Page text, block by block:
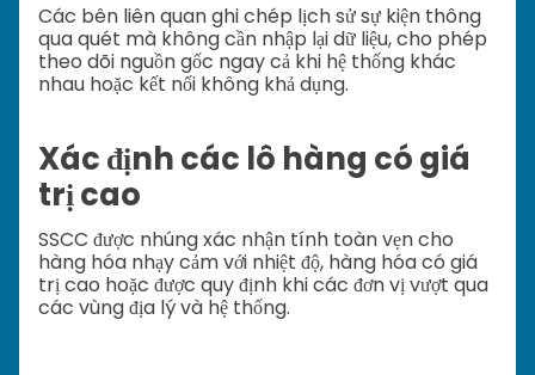
Các bên liên quan ghi chép lịch sử sự kiện thông
qua quét mà không cần nhập lại dữ liệu, cho phép
theo dõi nguồn gốc ngay cả khi hệ thống khác
nhau hoặc kết nối không khả dụng.
Xác định các lô hàng có giá
trị cao
SSCC được nhúng xác nhận tính toàn vẹn cho
hàng hóa nhạy cảm với nhiệt độ, hàng hóa có giá
trị cao hoặc được quy định khi các đơn vị vượt qua
các vùng địa lý và hệ thống.